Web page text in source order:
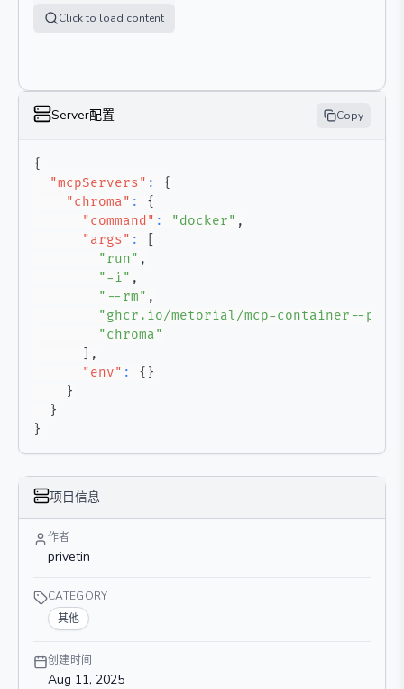
Click to load content
Server配置 Copy
{
"mcpServers" :
{
"chroma" :
{
"command" : "docker" ,
"args" :
"run" ,
"-i" ,
"--rm" ,
"ghcr.io/metorial/mcp-container--
"chroma"
,
"env" : { }
}
}
}
项目信息
作者
privetin
CATEGORY
其他
创建时间
Aug 11, 2025